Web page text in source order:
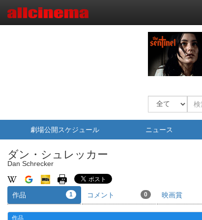
劇場公開スケジュール ニュース
ダン・シュレッカー
Dan Schrecker
作品 1 コメント 0 映画賞
作品